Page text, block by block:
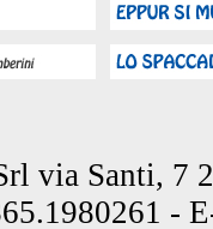
via Santi, 7
-